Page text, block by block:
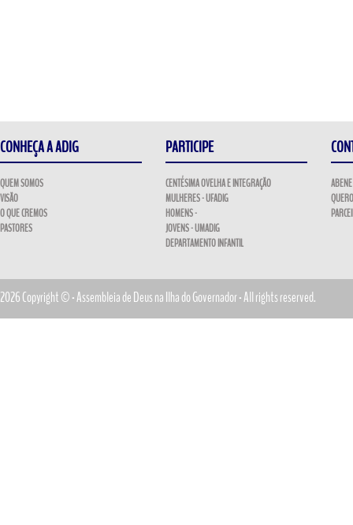
CONHEÇA A ADIG
QUEM SOMOS
VISÃO
O QUE CREMOS
PASTORES
PARTICIPE
CENTÉSIMA OVELHA E INTEGRAÇÃO
MULHERES - UFADIG
HOMENS -
JOVENS - UMADIG
DEPARTAMENTO INFANTIL
ABENE
2026 Copyright © - Assembleia de Deus na Ilha do Governador - All rights reserved.